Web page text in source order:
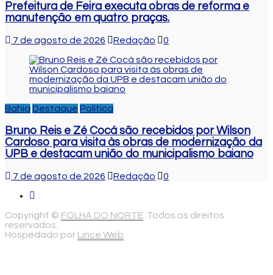
Prefeitura de Feira executa obras de reforma e
manutenção em quatro praças.
7 de agosto de 2026 Redação 0
Bahia Destaque Politica
Bruno Reis e Zé Cocá são recebidos por Wilson
Cardoso para visita às obras de modernização da
UPB e destacam união do municipalismo baiano
7 de agosto de 2026 Redação 0
Copyright © FOLHA DO NORTE . Todos os direitos
reservados.
Hospedado por Lince Web